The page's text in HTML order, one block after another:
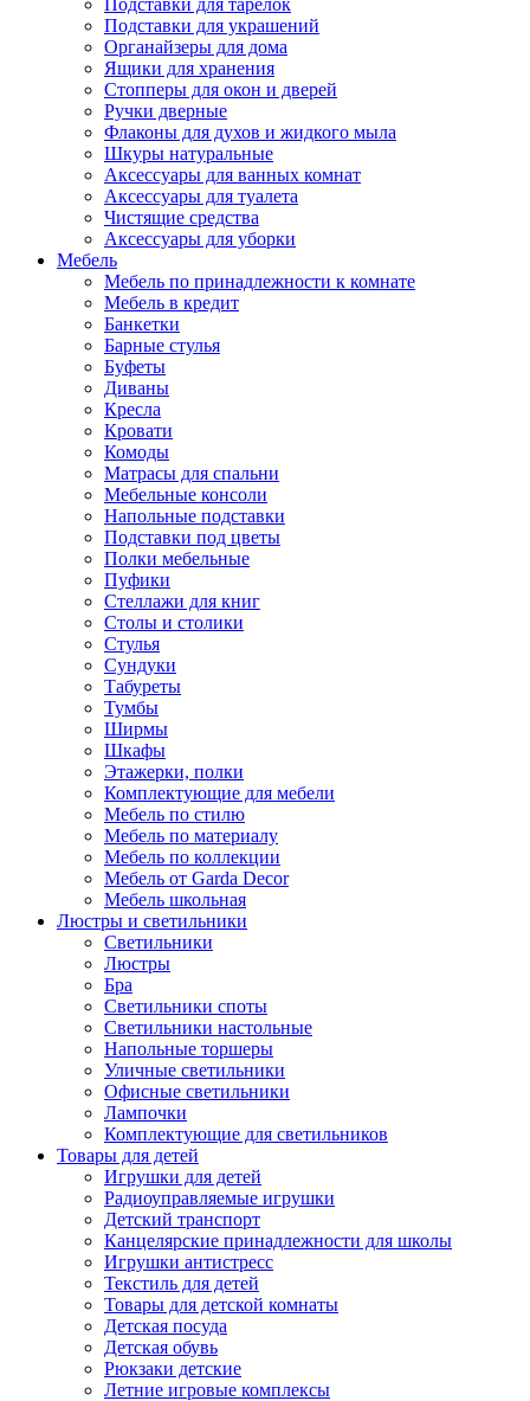
Подставки для тарелок
Подставки для украшений
Органайзеры для дома
Ящики для хранения
Стопперы для окон и дверей
Ручки дверные
Флаконы для духов и жидкого мыла
Шкуры натуральные
Аксессуары для ванных комнат
Аксессуары для туалета
Чистящие средства
Аксессуары для уборки
Мебель
Мебель по принадлежности к комнате
Мебель в кредит
Банкетки
Барные стулья
Буфеты
Диваны
Кресла
Кровати
Комоды
Матрасы для спальни
Мебельные консоли
Напольные подставки
Подставки под цветы
Полки мебельные
Пуфики
Стеллажи для книг
Столы и столики
Стулья
Сундуки
Табуреты
Тумбы
Ширмы
Шкафы
Этажерки, полки
Комплектующие для мебели
Мебель по стилю
Мебель по материалу
Мебель по коллекции
Мебель от Garda Decor
Мебель школьная
Люстры и светильники
Светильники
Люстры
Бра
Светильники споты
Светильники настольные
Напольные торшеры
Уличные светильники
Офисные светильники
Лампочки
Комплектующие для светильников
Товары для детей
Игрушки для детей
Радиоуправляемые игрушки
Детский транспорт
Канцелярские принадлежности для школы
Игрушки антистресс
Текстиль для детей
Товары для детской комнаты
Детская посуда
Детская обувь
Рюкзаки детские
Летние игровые комплексы